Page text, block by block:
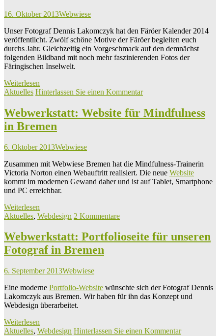
16. Oktober 2013Webwiese
Unser Fotograf Dennis Lakomczyk hat den Färöer Kalender 2014
veröffentlicht. Zwölf schöne Motive der Färöer begleiten euch
durchs Jahr. Gleichzeitig ein Vorgeschmack auf den demnächst
folgenden Bildband mit noch mehr faszinierenden Fotos der
Färingischen Inselwelt.
Weiterlesen
Aktuelles Hinterlassen Sie einen Kommentar
Webwerkstatt: Website für Mindfulness
in Bremen
6. Oktober 2013Webwiese
Zusammen mit Webwiese Bremen hat die Mindfulness-Trainerin
Victoria Norton einen Webauftritt realisiert. Die neue Website
kommt im modernen Gewand daher und ist auf Tablet, Smartphone
und PC erreichbar.
Weiterlesen
Aktuelles, Webdesign 2 Kommentare
Webwerkstatt: Portfolioseite für unseren
Fotograf in Bremen
6. September 2013Webwiese
Eine moderne Portfolio-Website wünschte sich der Fotograf Dennis
Lakomczyk aus Bremen. Wir haben für ihn das Konzept und
Webdesign überarbeitet.
Weiterlesen
Aktuelles, Webdesign Hinterlassen Sie einen Kommentar